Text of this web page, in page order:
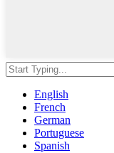
English
French
German
Portuguese
Spanish